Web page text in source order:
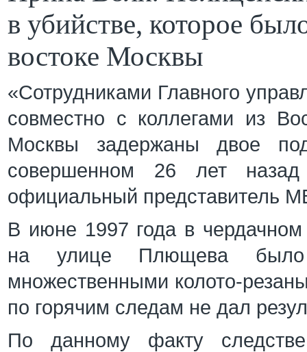
в убийстве, которое
востоке Москвы
«Сотрудниками Главного
совместно с коллегами из
Москвы задержаны двое
совершенном 26 лет
официальный представитель
В июне 1997 года в
на улице Плющева
множественными колото-
по горячим следам не дал
По данному факту